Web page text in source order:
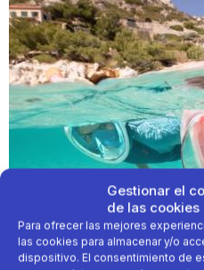
Gestionar el
de las cookies
Para ofrecer las mejores
las cookies para almacenar y/o
dispositivo. El consentimiento de